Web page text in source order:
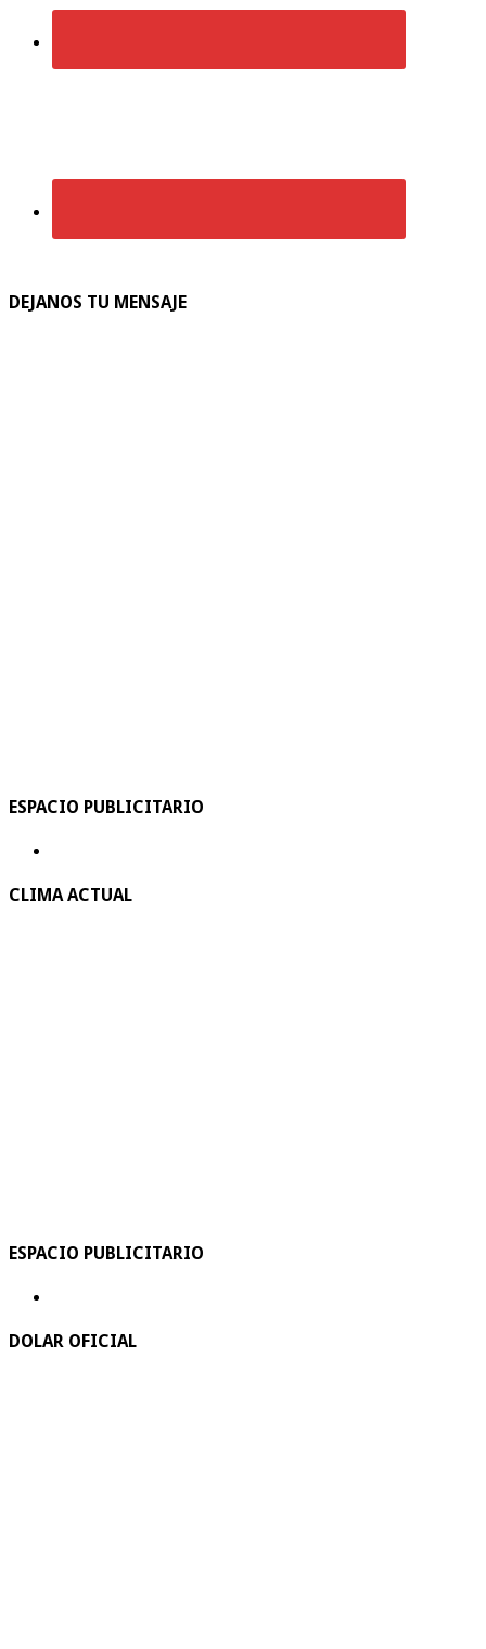
DEJANOS TU MENSAJE
ESPACIO PUBLICITARIO
CLIMA ACTUAL
ESPACIO PUBLICITARIO
DOLAR OFICIAL